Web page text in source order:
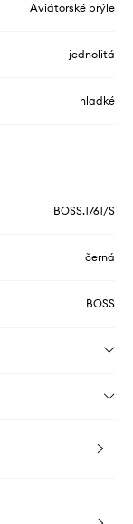
Aviátorské brýle
jednolitá
hladké
BOSS.1761/S
černá
BOSS